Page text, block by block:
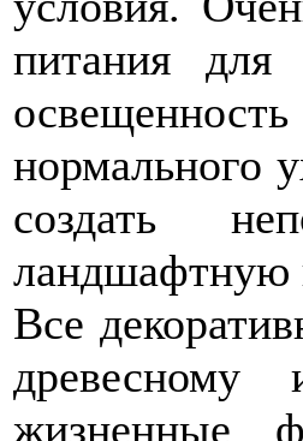
питания
нормального
создать
ландшафтную
Все
древесному
жизненные